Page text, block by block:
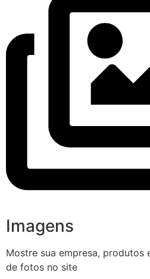
Imagens
Mostre sua empresa, produtos
de fotos no site